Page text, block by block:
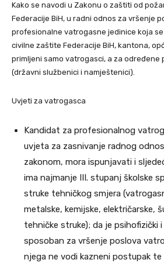
Kako se navodi u Zakonu o zaštiti od
Federacije BiH, u radni odnos za vršenje
profesionalne vatrogasne jedinice koja
civilne zaštite Federacije BiH, kantona,
primljeni samo vatrogasci, a za određene
(državni službenici i namještenici).
Uvjeti za vatrogasca
Kandidat za profesionalnog
uvjeta za zasnivanje radnog
zakonom, mora ispunjavati i
ima najmanje III. stupanj školske
struke tehničkog smjera
metalske, kemijske, električarske,
tehničke struke); da je psihofizički
sposoban za vršenje poslova
njega ne vodi kazneni postupak